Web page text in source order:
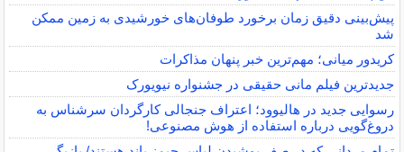
پیش‌بینی دقیق زمان برخورد طوفان‌های خورشیدی به زمین ممکن
شد
کریدور میانی؛ مهم‌ترین خبر پنهان مذاکرات
جدیدترین فیلم مانی حقیقی در جشنواره نیویورک
رسوایی جدید در هالیوود؛ اعتراف جنجالی کارگردان سرشناس به
دروغ‌گویی درباره استفاده از هوش مصنوعی!